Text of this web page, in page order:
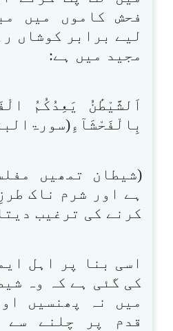
فحش کاموں میں
لیے برابر کوشاں
مجید میں ہے:
اَلشَّيْطَٰنُ يَعِدُكُمُ
(شیطان تمھیں
ہے اور شرم ناک
کرنے کی ترغیب
اسی بنا پر اہل
کی گئی ہے کہ وہ
میں نہ پھنسیں
قدم پر چلنے سے